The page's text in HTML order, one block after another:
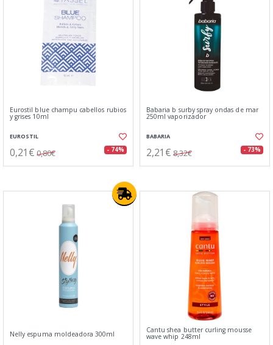
Eurostil blue champu cabellos rubios
y grises 10ml
EUROSTIL
0,21€ 0,80€ - 74%
Babaria b surby spray ondas de mar
250ml vaporizador
BABARIA
2,21€ 8,32€ - 73%
Nelly espuma moldeadora 300ml Cantu shea butter curling mousse
wave whip 248ml